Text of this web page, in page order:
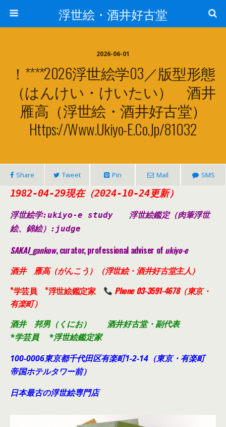
浮世絵・酒井好古堂
2026-06-01
！****2026浮世絵学03／版型形態
（はんけい・けいたい） 酒井
雁高（浮世絵・酒井好古堂）
Https://www.ukiyo-E.co.jp/81032
Share Tweet Pin Mail SMS
1982-04-29現在（2024-10-24更新）
浮世絵学:ukiyo-e study 浮世絵鑑定（肉筆浮世
絵、錦絵） :judge
SAKAI_gankow, curator, professional adviser of ukiyo-e
酒井 雁高（がんこう）（浮世絵・酒井好古堂主人）
*学芸員 *浮世絵鑑定家
Phone 03-3591-4678（東京・
有楽町）
酒井 邦男（くにお） 酒井好古堂・副代表
*学芸員 *浮世絵鑑定家
100-0006東京都千代田区有楽町1-2-14（東京・有楽町
帝国ホテルタワー前）
日本最古の浮世絵専門店